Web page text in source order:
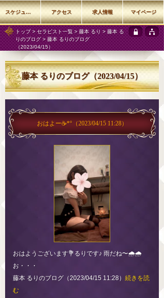
トップ> セラピスト一覧 >藤本 るり >藤本 る
りのブログ> 藤本 るりのブログ
（2023/04/15）
藤本 るりのブログ（2023/04/15）
おはよー☕*° （2023/04/15 11:28）
おはようございます💐るりです♪ 雨だね〜🌧🌧
お・・・
藤本 るりのブログ（2023/04/15 11:28） 続きを読
む
スケジュール アクセス 求人情報 マイページ